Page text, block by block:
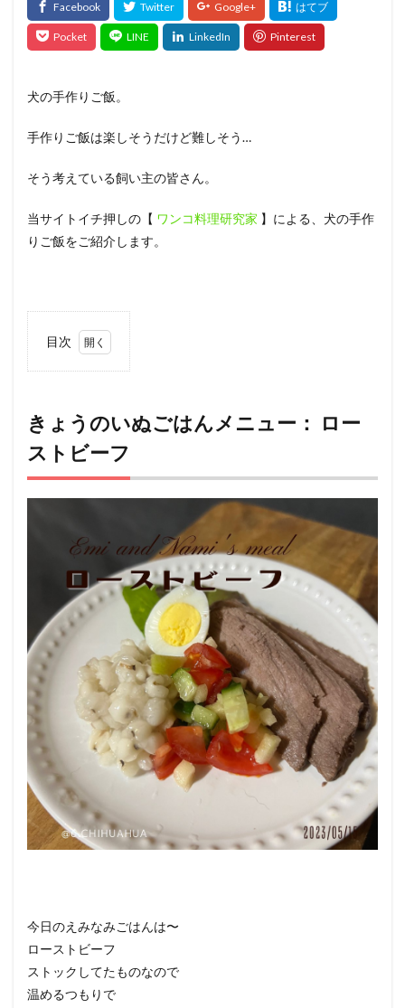
犬の手作りご飯。
手作りご飯は楽しそうだけど難しそう…
そう考えている飼い主の皆さん。
当サイトイチ押しの【 ワンコ料理研究家 】による、犬の手作
りご飯をご紹介します。
目次
いぬ
ごは
んメ
ニュ
ー：
ロー
このレ
シピを
考案し
た
人：
ようこ
きょうのいぬごはんメニュー： ロー
ストビーフ
今日のえみなみごはんは〜
ローストビーフ
ストックしてたものなので
温めるつもりで